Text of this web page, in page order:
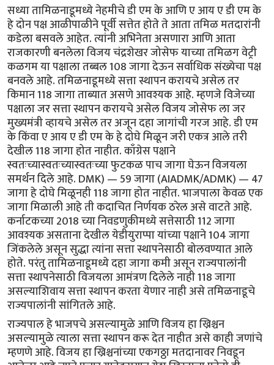
सध्या तामिळनाडूमध्ये नेहमीचे डी एम के आणि ए आय ए डी एम के
हे दोन पक्ष आळीपाळीने पूर्वी सत्तेत होते ते आता तमिळ मतदारांनी
कडेला बसवले आहेत. त्यांनी अभिनेता असणारा आणि आता
राजकारणी बनलेला विजय चंद्रशेखर जोसेफ याच्या तमिळग वेट्री
कळगम या पक्षाला तब्बल 108 जागा देऊन सर्वाधिक संख्येचा पक्ष
बनवले आहे. तमिळनाडूमध्ये सत्ता स्थापन करायचे असेल तर
किमान 118 जागा ताब्यात असणे आवश्यक आहे. म्हणजे विजेच्या
पक्षाला जर सत्ता स्थापन करायचे असेल विजय जोसेफ ला जर
मुख्यमंत्री व्हायचे असेल तर अजून दहा जागांची गरज आहे. डी एम
के किंवा ए आय ए डी एम के हे दोघे मिळून जरी एकत्र आले तरी
देखील 118 जागा होत नाहीत. काँग्रेस पक्षाने
स्वतःच्यास्वतःच्यास्वतःच्या फुटकळ पाच जागा घेऊन विजयला
समर्थन दिले आहे. DMK) — 59 जागा (AIADMK/ADMK) — 47
जागा हे दोघे मिळूनही 118 जागा होत नाहीत. भाजपाला केवळ एक
जागा मिळाली आहे ती कदाचित निर्णयक ठरेल असे वाटते आहे.
कर्नाटकच्या 2018 च्या निवडणुकीमध्ये सत्तेसाठी 112 जागा
आवश्यक असताना देखील येडीयुराप्पा यांच्या पक्षाने 104 जागा
जिंकलेले असून सुद्धा त्यांना सत्ता स्थापनेसाठी बोलवण्यात आले
होते. परंतु तामिळनाडूमध्ये दहा जागा कमी असून राज्यपालांनी
सत्ता स्थापनेसाठी विजयला आमंत्रण दिलेले नाही 118 जागा
असल्याशिवाय सत्ता स्थापन करता येणार नाही असे तमिळनाडूचे
राज्यपालांनी सांगितले आहे.
राज्यपाल हे भाजपचे असल्यामुळे आणि विजय हा ख्रिश्चन
असल्यामुळे त्याला सत्ता स्थापन करू देत नाहीत असे काही जणांचे
म्हणणे आहे. विजय हा ख्रिश्चनांच्या एकगठ्ठा मतदानावर निवडून